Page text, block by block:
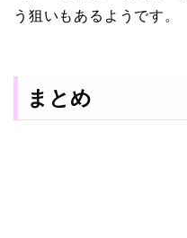
う狙いもあるようです。
まとめ